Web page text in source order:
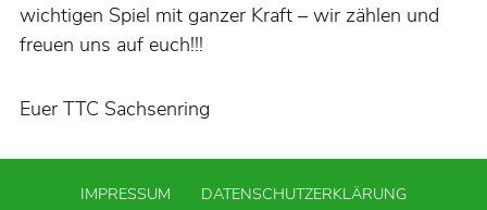
wichtigen Spiel mit ganzer Kraft – wir zählen und
freuen uns auf euch!!!
Euer TTC Sachsenring
IMPRESSUM
DATENSCHUTZERKLÄRUNG